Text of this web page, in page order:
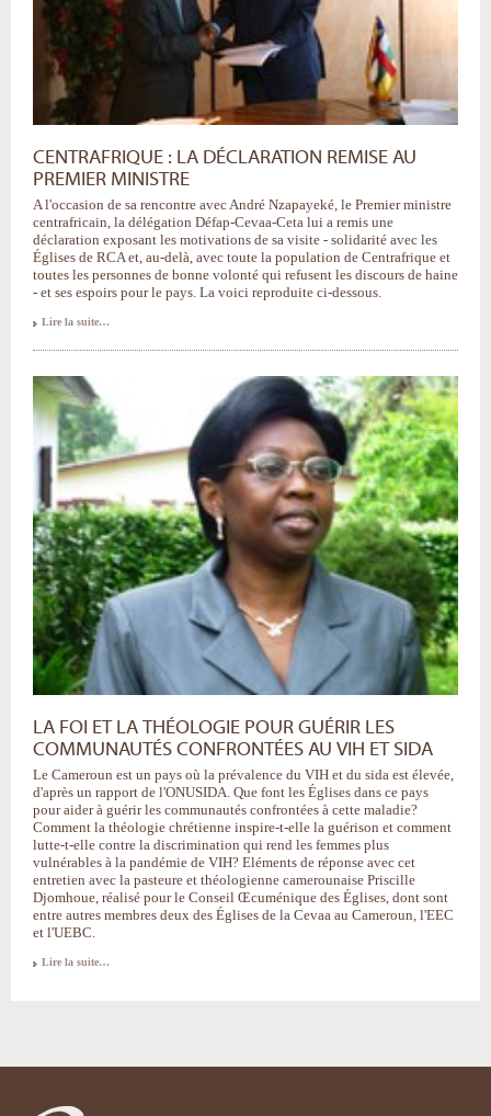
CENTRAFRIQUE : LA DÉCLARATION REMISE AU
PREMIER MINISTRE
A l'occasion de sa rencontre avec André Nzapayeké, le Premier ministre
centrafricain, la délégation Défap-Cevaa-Ceta lui a remis une
déclaration exposant les motivations de sa visite - solidarité avec les
Églises de RCA et, au-delà, avec toute la population de Centrafrique et
toutes les personnes de bonne volonté qui refusent les discours de haine
- et ses espoirs pour le pays. La voici reproduite ci-dessous.
Lire la suite…
LA FOI ET LA THÉOLOGIE POUR GUÉRIR LES
COMMUNAUTÉS CONFRONTÉES AU VIH ET SIDA
Le Cameroun est un pays où la prévalence du VIH et du sida est élevée,
d'après un rapport de l'ONUSIDA. Que font les Églises dans ce pays
pour aider à guérir les communautés confrontées à cette maladie?
Comment la théologie chrétienne inspire-t-elle la guérison et comment
lutte-t-elle contre la discrimination qui rend les femmes plus
vulnérables à la pandémie de VIH? Eléments de réponse avec cet
entretien avec la pasteure et théologienne camerounaise Priscille
Djomhoue, réalisé pour le Conseil Œcuménique des Églises, dont sont
entre autres membres deux des Églises de la Cevaa au Cameroun, l'EEC
et l'UEBC.
Lire la suite…